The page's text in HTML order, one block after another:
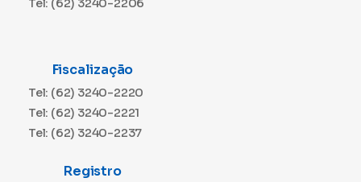
Tel: (62) 3240-2206
Fiscalização
Tel: (62) 3240-2220
Tel: (62) 3240-2221
Tel: (62) 3240-2237
Registro